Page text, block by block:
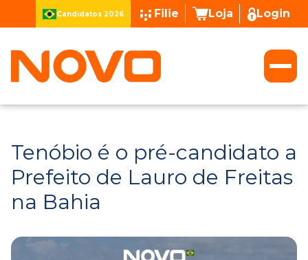
Candidatos 2026 Filie Loja Login
Tenóbio é o pré-candidato a
Prefeito de Lauro de Freitas
na Bahia